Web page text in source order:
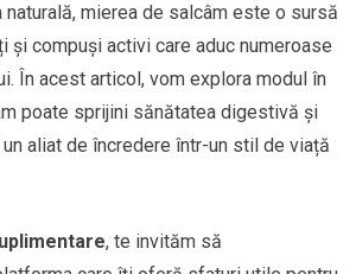
naturală, mierea de salcâm este o sursă
și compuși activi care aduc numeroase
În acest articol, vom explora modul în
poate sprijini sănătatea digestivă și
aliat de încredere într-un stil de viață
, te invităm să